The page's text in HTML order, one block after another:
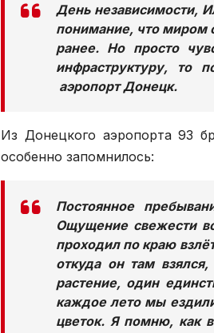
День независимости,
понимание, что миром
ранее. Но просто
инфраструктуру, то
аэропорт Донецк.
Из Донецкого аэропорта 93
особенно запомнилось:
Постоянное
Ощущение свежести
проходил по краю
откуда он там
растение, один
каждое лето мы
цветок. Я помню, как